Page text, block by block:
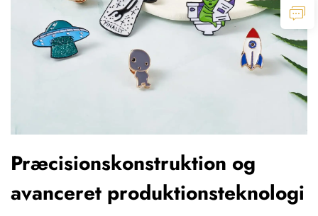
Præcisionskonstruktion og
avanceret produktionsteknologi